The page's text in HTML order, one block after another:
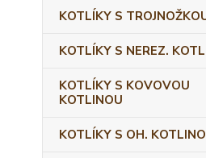
KOTLÍKY S
KOTLÍKY S NEREZ.
KOTLÍKY S KOVOVOU
KOTLINOU
KOTLÍKY S OH.